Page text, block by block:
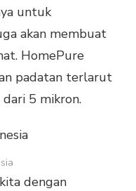
untuk
akan membuat
HomePure
padatan terlarut
5 mikron.
dengan